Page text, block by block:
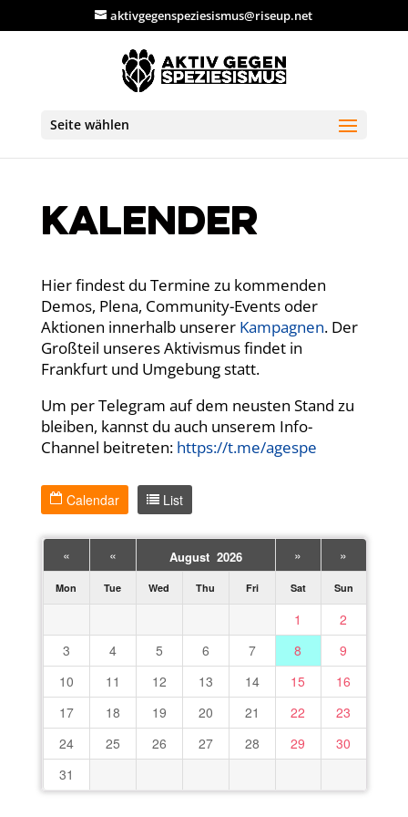
aktivgegenspeziesismus@riseup.net
Seite wählen
Kalender
Hier findest du Termine zu kommenden
Demos, Plena, Community-Events oder
Aktionen innerhalb unserer Kampagnen. Der
Großteil unseres Aktivismus findet in
Frankfurt und Umgebung statt.
Um per Telegram auf dem neusten Stand zu
bleiben, kannst du auch unserem Info-
Channel beitreten: https://t.me/agespe
Calendar List
« « August 2026 » »
Mon Tue Wed Thu Fri Sat Sun
1
2
3
4 5 6 7 8
9
10
11 12 13 14 15
16
17
18 19 20 21 22
23
24
25 26 27 28 29
30
31